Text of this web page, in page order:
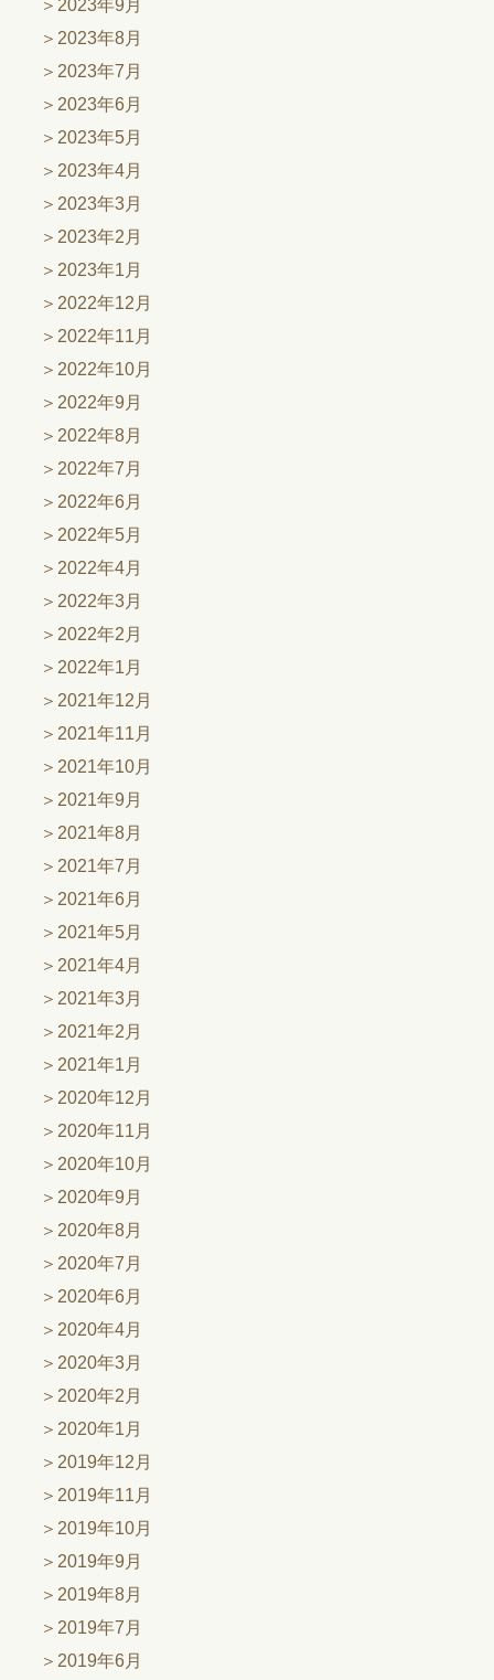
2023年9月
2023年8月
2023年7月
2023年6月
2023年5月
2023年4月
2023年3月
2023年2月
2023年1月
2022年12月
2022年11月
2022年10月
2022年9月
2022年8月
2022年7月
2022年6月
2022年5月
2022年4月
2022年3月
2022年2月
2022年1月
2021年12月
2021年11月
2021年10月
2021年9月
2021年8月
2021年7月
2021年6月
2021年5月
2021年4月
2021年3月
2021年2月
2021年1月
2020年12月
2020年11月
2020年10月
2020年9月
2020年8月
2020年7月
2020年6月
2020年4月
2020年3月
2020年2月
2020年1月
2019年12月
2019年11月
2019年10月
2019年9月
2019年8月
2019年7月
2019年6月